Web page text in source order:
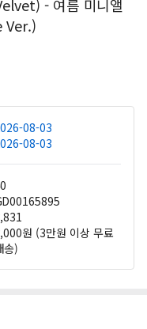
- 여름 미니앨
Ver.)
08-03
08-03
원 (3만원 이상 무료
송)